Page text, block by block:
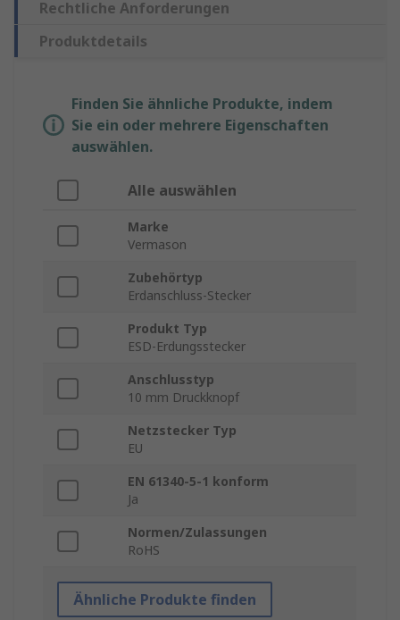
Rechtliche Anforderungen
Produktdetails
Finden Sie ähnliche Produkte, indem
Sie ein oder mehrere Eigenschaften
auswählen.
Alle auswählen
Marke
Vermason
Zubehörtyp
Erdanschluss-Stecker
Produkt Typ
ESD-Erdungsstecker
Anschlusstyp
10 mm Druckknopf
Netzstecker Typ
EU
EN 61340-5-1 konform
Ja
Normen/Zulassungen
RoHS
Ähnliche Produkte finden